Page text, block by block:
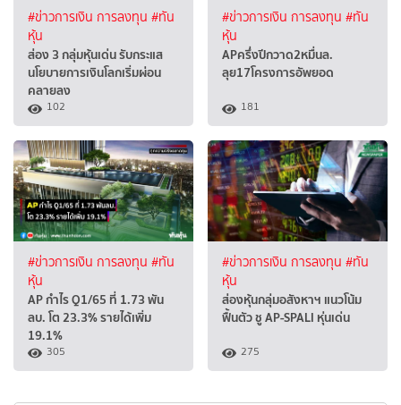
#ข่าวการเงิน การลงทุน #ทัน
หุ้น
ส่อง 3 กลุ่มหุ้นเด่น รับกระแส
นโยบายการเงินโลกเริ่มผ่อน
คลายลง
102
#ข่าวการเงิน การลงทุน #ทัน
หุ้น
APครึ่งปีกวาด2หมื่นล.
ลุย17โครงการอัพยอด
181
#ข่าวการเงิน การลงทุน #ทัน
หุ้น
AP กำไร Q1/65 ที่ 1.73 พัน
ลบ. โต 23.3% รายได้เพิ่ม
19.1%
305
#ข่าวการเงิน การลงทุน #ทัน
หุ้น
ส่องหุ้นกลุ่มอสังหาฯ แนวโน้ม
ฟื้นตัว ชู AP-SPALI หุ่นเด่น
275